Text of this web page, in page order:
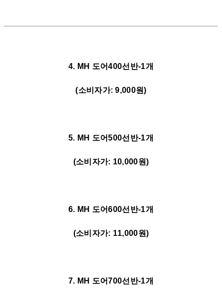
4. MH 도어400선반-1개
(소비자가: 9,000원)
5. MH 도어500선반-1개
(소비자가: 10,000원)
6. MH 도어600선반-1개
(소비자가: 11,000원)
7. MH 도어700선반-1개